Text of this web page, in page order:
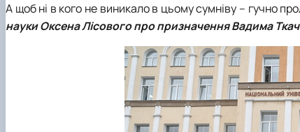
А щоб ні в кого не виникало в цьому сумніву – гучно
науки Оксена Лісового про призначенняВадима